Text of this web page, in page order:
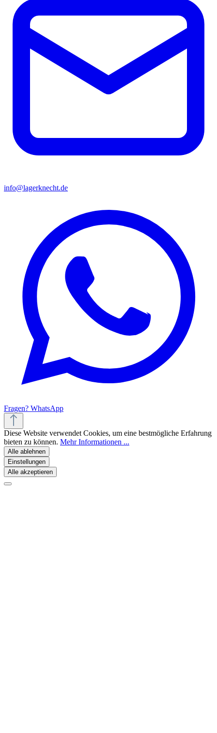
info@lagerknecht.de
Fragen? WhatsApp
Diese Website verwendet Cookies, um eine bestmögliche Erfahrung
bieten zu können. Mehr Informationen ...
Alle ablehnen
Einstellungen
Alle akzeptieren